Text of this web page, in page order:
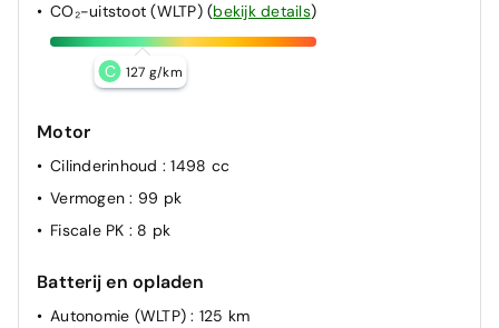
CO₂-uitstoot (WLTP) (bekijk details)
C 127 g/km
Motor
Cilinderinhoud : 1498 cc
Vermogen: 99 pk
Fiscale PK : 8 pk
Batterij en opladen
Autonomie (WLTP): 125 km